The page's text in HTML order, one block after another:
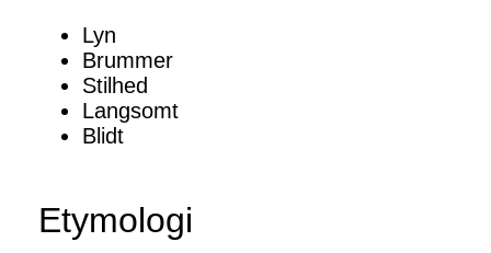
Lyn
Brummer
Stilhed
Langsomt
Blidt
Etymologi